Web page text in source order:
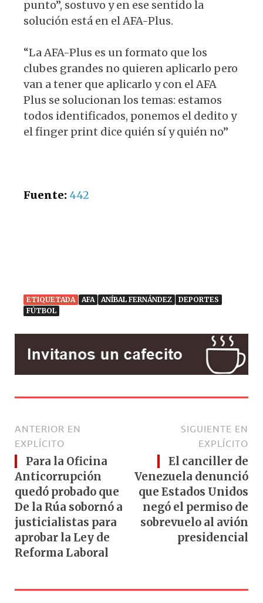
punto”, sostuvo y en ese sentido la
solución está en el AFA-Plus.
“La AFA-Plus es un formato que los
clubes grandes no quieren aplicarlo pero
van a tener que aplicarlo y con el AFA
Plus se solucionan los temas: estamos
todos identificados, ponemos el dedito y
el finger print dice quién sí y quién no”
Fuente: 442
ETIQUETADA AFA ANÍBAL FERNÁNDEZ
DEPORTES
FÚTBOL
ANTERIOR EN
EXPLÍCITO
Para la Oficina
Anticorrupción
quedó probado que
De la Rúa sobornó a
justicialistas para
aprobar la Ley de
Reforma Laboral
SIGUIENTE EN
EXPLÍCITO
El canciller de
Venezuela denunció
que Estados Unidos
negó el permiso de
sobrevuelo al avión
presidencial